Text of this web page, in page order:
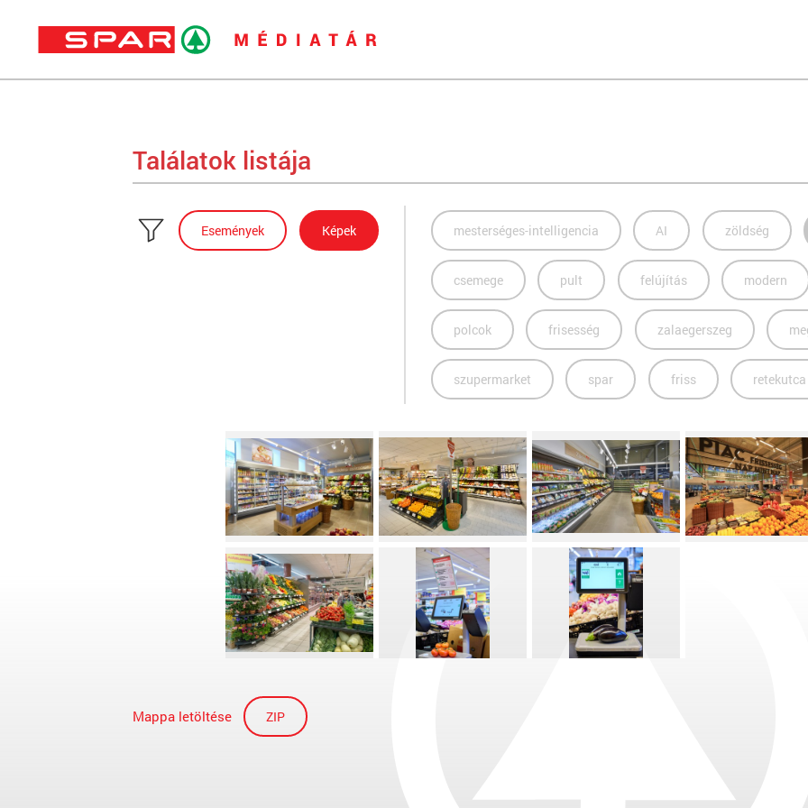
Találatok listája
Események Képek mesterséges-intelligencia AI zöldség
csemege pult felújítás modern
polcok frisesség zalaegerszeg
szupermarket spar friss retekutca
Mappa letöltése ZIP